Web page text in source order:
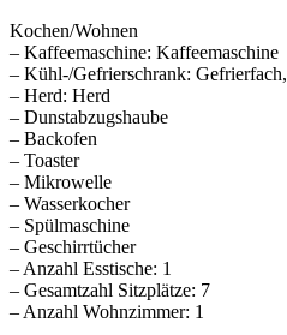
Kochen/Wohnen
– Kaffeemaschine: Kaffeemaschine
– Kühl-/Gefrierschrank:
– Herd: Herd
– Dunstabzugshaube
– Backofen
– Toaster
– Mikrowelle
– Wasserkocher
– Spülmaschine
– Geschirrtücher
– Anzahl Esstische: 1
– Gesamtzahl Sitzplätze: 7
– Anzahl Wohnzimmer: 1